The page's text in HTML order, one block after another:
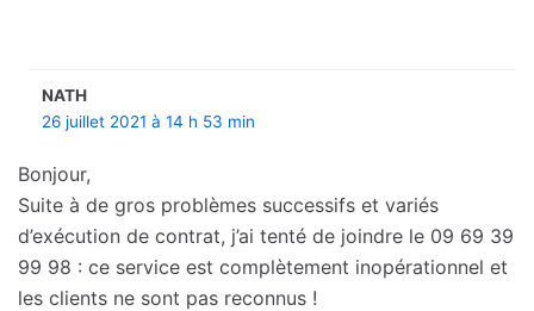
NATH
26 juillet 2021 à 14 h 53 min
Bonjour,
Suite à de gros problèmes successifs et variés
d’exécution de contrat, j’ai tenté de joindre le 09 69 39
99 98 : ce service est complètement inopérationnel et
les clients ne sont pas reconnus !